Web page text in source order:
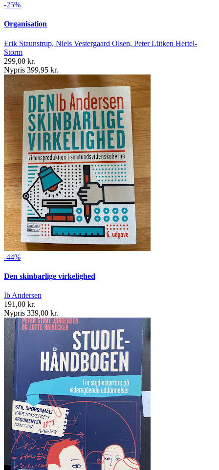
-25%
Organisation
Erik Staunstrup, Niels Vestergaard Olsen, Peter Lütken Hertel-
Storm
299,00 kr.
Nypris 399,95 kr.
-44%
Den skinbarlige virkelighed
Ib Andersen
191,00 kr.
Nypris 339,00 kr.